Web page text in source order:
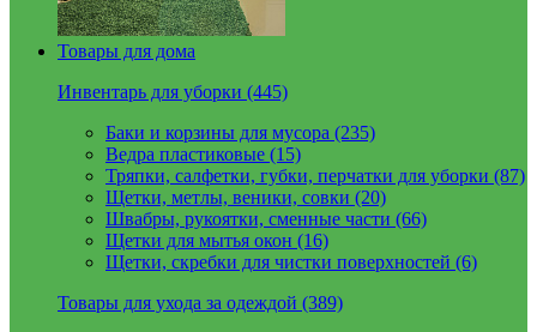
Товары для дома
Инвентарь для уборки (445)
Баки и корзины для мусора (235)
Ведра пластиковые (15)
Тряпки, салфетки, губки, перчатки для уборки (87)
Щетки, метлы, веники, совки (20)
Швабры, рукоятки, сменные части (66)
Щетки для мытья окон (16)
Щетки, скребки для чистки поверхностей (6)
Товары для ухода за одеждой (389)